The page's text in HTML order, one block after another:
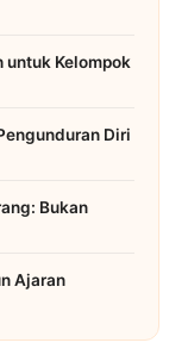
untuk Kelompok
Diri
Bukan
Ajaran